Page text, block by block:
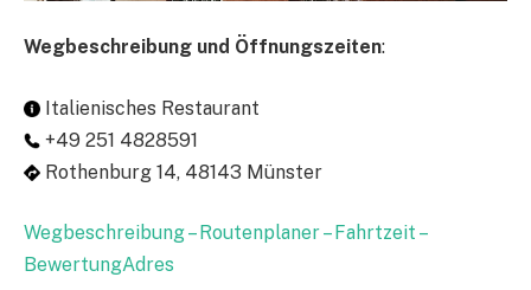
Wegbeschreibung und Öffnungszeiten:
Italienisches Restaurant
+49 251 4828591
Rothenburg 14, 48143 Münster
Wegbeschreibung – Routenplaner – Fahrtzeit –
BewertungAdres